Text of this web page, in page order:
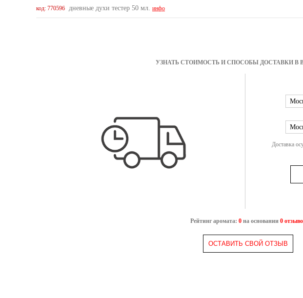
код: 770596 дневные духи тестер 50 мл. инфо
УЗНАТЬ СТОИМОСТЬ И СПОСОБЫ ДОСТАВКИ В
Доставка
Рейтинг аромата: 0на основании 0
ОСТАВИТЬ СВОЙ ОТЗЫВ